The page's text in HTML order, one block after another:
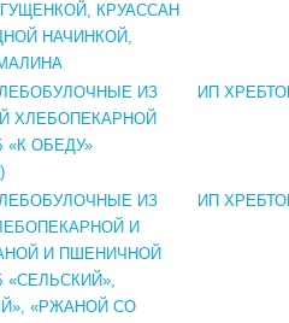
КРУАССАН
НАЧИНКОЙ,
ИЗ
ХЛЕБОПЕКАРНОЙ
«К ОБЕДУ»
ИП
ИЗ
И
И ПШЕНИЧНОЙ
«СЕЛЬСКИЙ»,
«РЖАНОЙ СО
ИП